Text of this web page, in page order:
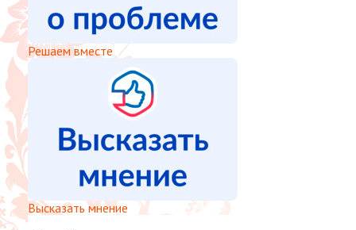
Решаем вместе
Высказать мнение